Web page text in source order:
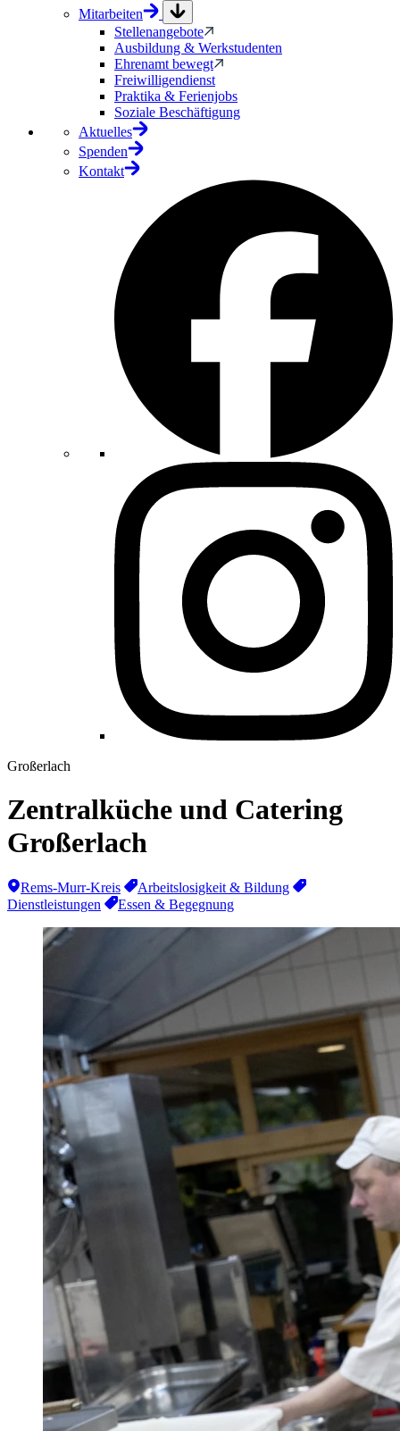
Mitarbeiten
Stellenangebote
Ausbildung & Werkstudenten
Ehrenamt bewegt
Freiwilligendienst
Praktika & Ferienjobs
Soziale Beschäftigung
Aktuelles
Spenden
Kontakt
Großerlach
Zentralküche und Catering
Großerlach
Rems-Murr-Kreis
Arbeitslosigkeit & Bildung
Dienstleistungen
Essen & Begegnung